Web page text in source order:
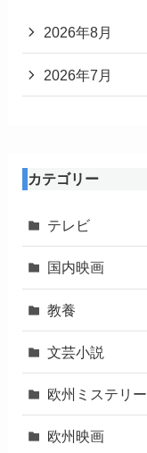
2026年8月
2026年7月
カテゴリー
テレビ
国内映画
教養
文芸小説
欧州ミステリー
欧州映画